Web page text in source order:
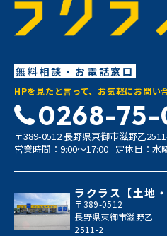
無料相談・お電話窓口
HPを見たと言って、お気軽にお問い
0268-
〒389-0512 長野県東御市滋野乙
営業時間：9:00〜17:00 定休日：水
ラクラス【土地
〒389-0512
長野県東御市滋野乙
2511-2